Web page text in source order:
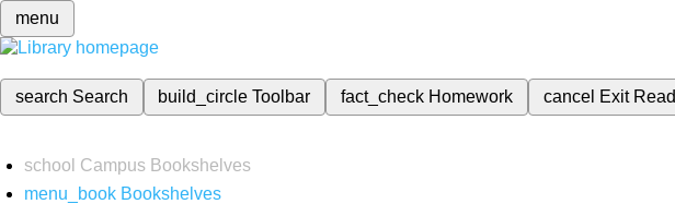
menu
search Search build_circleToolbar fact_check Homework cancel Exit
school Campus Bookshelves
menu_book Bookshelves